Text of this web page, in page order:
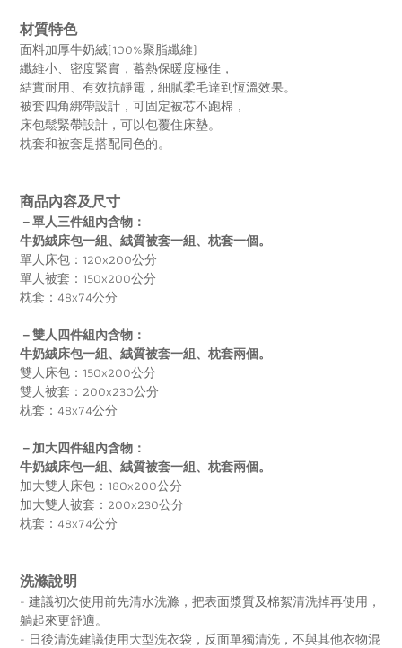
材質特色
面料加厚牛奶絨(100%聚脂纖維)
纖維小、密度緊實，蓄熱保暖度極佳，
結實耐用、有效抗靜電，細膩柔毛達到恆溫效果。
被套四角綁帶設計，可固定被芯不跑棉，
床包鬆緊帶設計，可以包覆住床墊。
枕套和被套是搭配同色的。
商品內容及尺寸
－單人三件組內含物：
牛奶絨床包一組、絨質被套一組、枕套一個。
單人床包：120x200公分
單人被套：150x200公分
枕套：48x74公分
－雙人四件組內含物：
牛奶絨床包一組、絨質被套一組、枕套兩個。
雙人床包：150x200公分
雙人被套：200x230公分
枕套：48x74公分
－加大四件組內含物：
牛奶絨床包一組、絨質被套一組、枕套兩個。
加大雙人床包：180x200公分
加大雙人被套：200x230公分
枕套：48x74公分
洗滌說明
- 建議初次使用前先清水洗滌，把表面漿質及棉絮清洗掉再使用，
躺起來更舒適。
- 日後清洗建議使用大型洗衣袋，反面單獨清洗，不與其他衣物混